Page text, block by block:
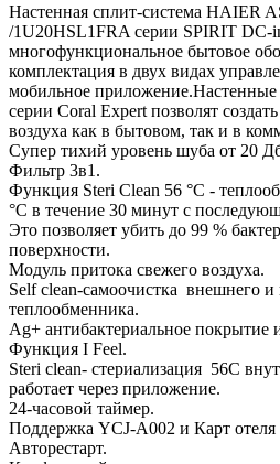
Настенная сплит-система HAIER
/1U20HSL1FRA серии SPIRIT DC-
многофункциональное бытовое
комплектация в двух видах
мобильное
серии Coral Expert позволят
воздуха как в бытовом, так и в
Супер тихий уровень шуба от 20
Фильтр 3в1.
Функция Steri Clean 56 °C -
°C в течение 30 минут с
Это позволяет убить до 99 %
поверхности.
Модуль притока свежего воздуха.
Self clean-самоочистка внешнего и
теплообменника.
Ag+ антибактериальное покрытие
Функция I Feel.
Steri clean- стериализация 56С
работает через приложение.
24-часовой таймер.
Поддержка YCJ-A002 и Карт отеля
Авторестарт.